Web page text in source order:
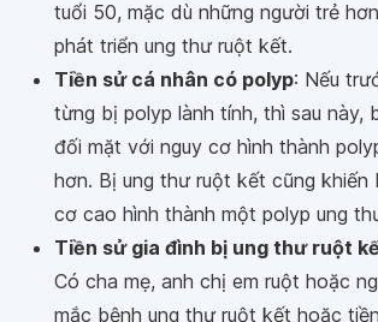
tuổi 50, mặc dù những người trẻ
phát triển ung thư ruột kết.
Tiền sử cá nhân có polyp: Nếu
từng bị polyp lành tính, thì sau này,
đối mặt với nguy cơ hình thành
hơn. Bị ung thư ruột kết cũng khiến
cơ cao hình thành một polyp ung
Tiền sử gia đình bị ung thư ruột
Có cha mẹ, anh chị em ruột hoặc
mắc bệnh ung thư ruột kết hoặc